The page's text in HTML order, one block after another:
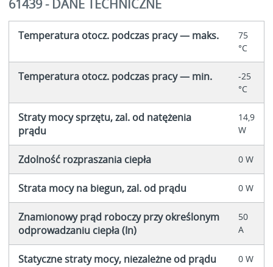
61439 - DANE TECHNICZNE
Temperatura otocz. podczas pracy — maks.
75
°C
Temperatura otocz. podczas pracy — min.
-25
°C
Straty mocy sprzętu, zal. od natężenia
prądu
14,9
W
Zdolność rozpraszania ciepła 0 W
Strata mocy na biegun, zal. od prądu 0 W
Znamionowy prąd roboczy przy określonym
odprowadzaniu ciepła (In)
50
A
Statyczne straty mocy, niezależne od prądu 0 W